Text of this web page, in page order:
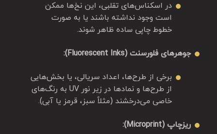
در اسکناس‌های تقلبی، این نخ‌ها ممکن
است وجود نداشته باشند یا به صورت
خطوط چاپی ساده ظاهر شوند.
جوهرهای فلورسنت (Fluorescent Inks):
برخی از طرح‌ها، اعداد سریالی، یا بخش‌هایی
از طرح‌ها و نمادها در زیر نور UV به رنگ‌های
خاصی می‌درخشند (مثلاً سبز، قرمز یا آبی).
ریزچاپ (Microprint):